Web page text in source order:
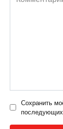
Сохранить
последующих